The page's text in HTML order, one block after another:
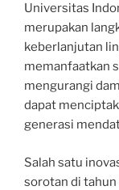
Universitas
merupakan
keberlanjutan
memanfaatkan
mengurangi
dapat
generasi
Salah satu
sorotan di